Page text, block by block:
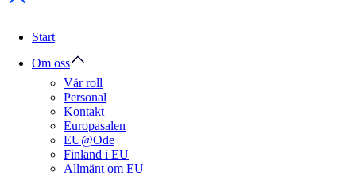
Next items
Start
Om oss
Vår roll
Personal
Kontakt
Europasalen
EU@Ode
Finland i EU
Allmänt om EU